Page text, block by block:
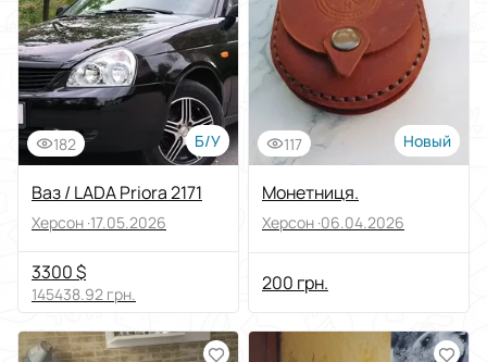
Выберите группу категорий
Цена
Состояние
Применить
Сбросить все
182 Б/У
Ваз / LADA Priora 2171
Херсон ·17.05.2026
3300 $
145438.92 грн.
117 Новый
Монетниця.
Херсон ·06.04.2026
200 грн.